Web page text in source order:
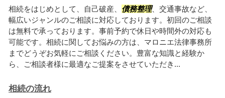
相続をはじめとして、自己破産、 債務整理、交通事故など、
幅広いジャンルのご相談に対応しております。初回のご相談
は無料で承っております。事前予約で休日や時間外の対応も
可能です。相続に関してお悩みの方は、マロニエ法律事務所
までどうぞお気軽にご相談ください。豊富な知識と経験か
ら、ご相談者様に最適なご提案をさせていただき...
相続の流れ